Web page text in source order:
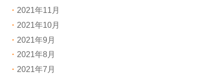
2021年11月
2021年10月
2021年9月
2021年8月
2021年7月